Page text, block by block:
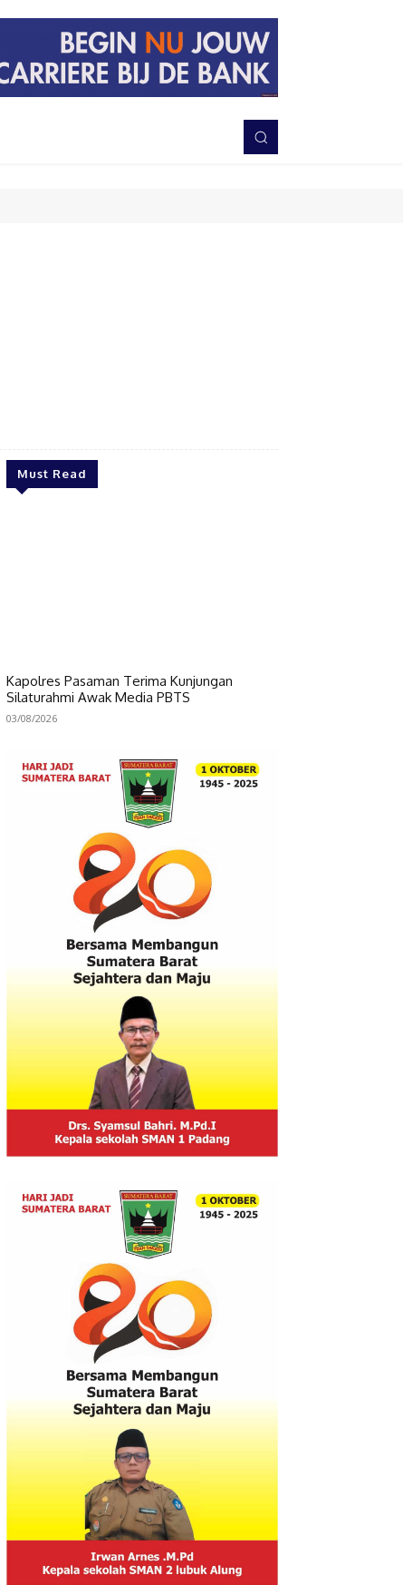
TNI-POLRI
Must Read
Kapolres Pasaman Terima Kunjungan
Silaturahmi Awak Media PBTS
03/08/2026